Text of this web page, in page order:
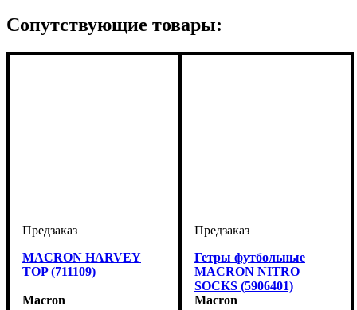
Сопутствующие товары:
MACRON HARVEY
TOP (711109)
Macron
Гетры футбольные
MACRON NITRO
SOCKS (5906401)
Macron